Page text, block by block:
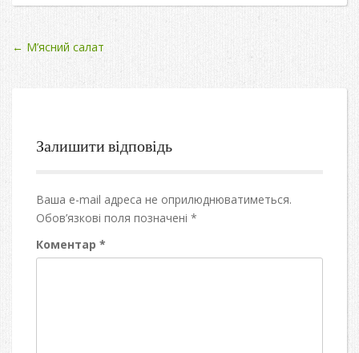
Post
navigation
← М’ясний салат
Залишити відповідь
Ваша e-mail адреса не оприлюднюватиметься.
Обов’язкові поля позначені *
Коментар *